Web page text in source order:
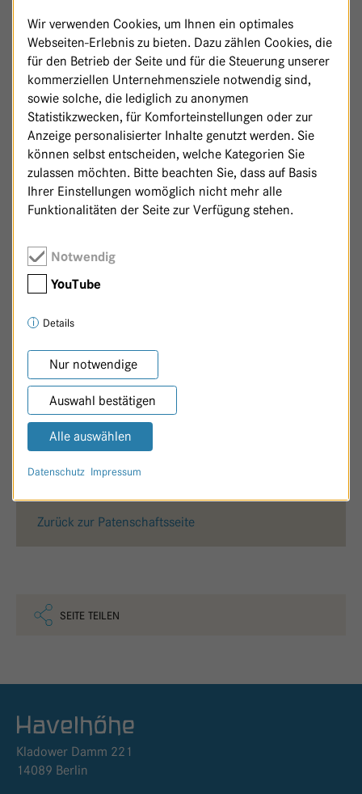
Julia Kalinka-Grafe,Herzstück - Haupthaus
Andreas Kaufmann , 1 m² , Zusammenhalt - Haus 10
Aya Kleine,Lebenskreis - Haus 11
Remo Klinger,Havelblick - Haus 14
Seite3von4
ZURÜCK
Zurück zur Patenschaftsseite
SEITE TEILEN
Logo GKH Havelhöhe
Kladower Damm 221
14089 Berlin
Wir verwenden Cookies, um Ihnen ein optimales
Webseiten-Erlebnis zu bieten. Dazu zählen Cookies, die
für den Betrieb der Seite und für die Steuerung unserer
kommerziellen Unternehmensziele notwendig sind,
sowie solche, die lediglich zu anonymen
Statistikzwecken, für Komforteinstellungen oder zur
Anzeige personalisierter Inhalte genutzt werden. Sie
können selbst entscheiden, welche Kategorien Sie
zulassen möchten. Bitte beachten Sie, dass auf Basis
Ihrer Einstellungen womöglich nicht mehr alle
Funktionalitäten der Seite zur Verfügung stehen.
Notwendig
YouTube
Details
Nur notwendige
Auswahl bestätigen
Alle auswählen
Datenschutz Impressum